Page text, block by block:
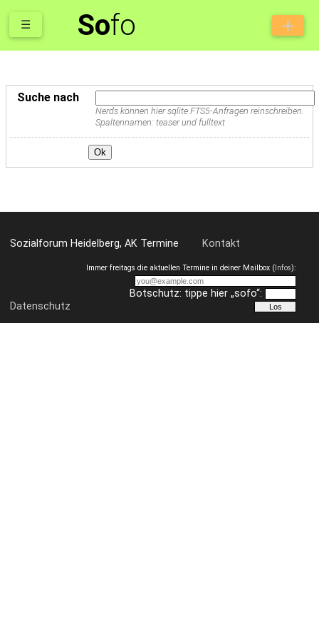
Sofo
☰
Suche nach
Nerds können hier sqlite FTS5-Anfragen reinschreiben.
Spaltennamen: teaser und fulltext
Sozialforum Heidelberg, AK Termine Kontakt
Datenschutz
Immer freitags die aktuellen Termine in deiner Mailbox (Infos):
Botschutz: tippe hier „sofo“: